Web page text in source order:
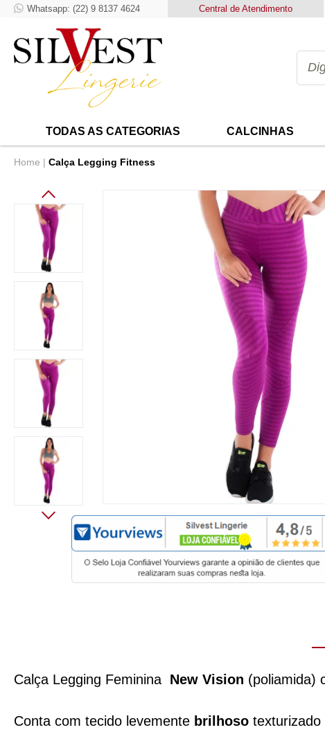
Whatsapp: (22) 9 8137 4624 Central de Atendimento
Frete Grátis para compras acima de
TODAS AS CATEGORIAS CALCINHAS
Home Calça Legging Fitness
Calça Legging Feminina New Vision (poliamida)
Conta com tecido levemente brilhoso texturizado